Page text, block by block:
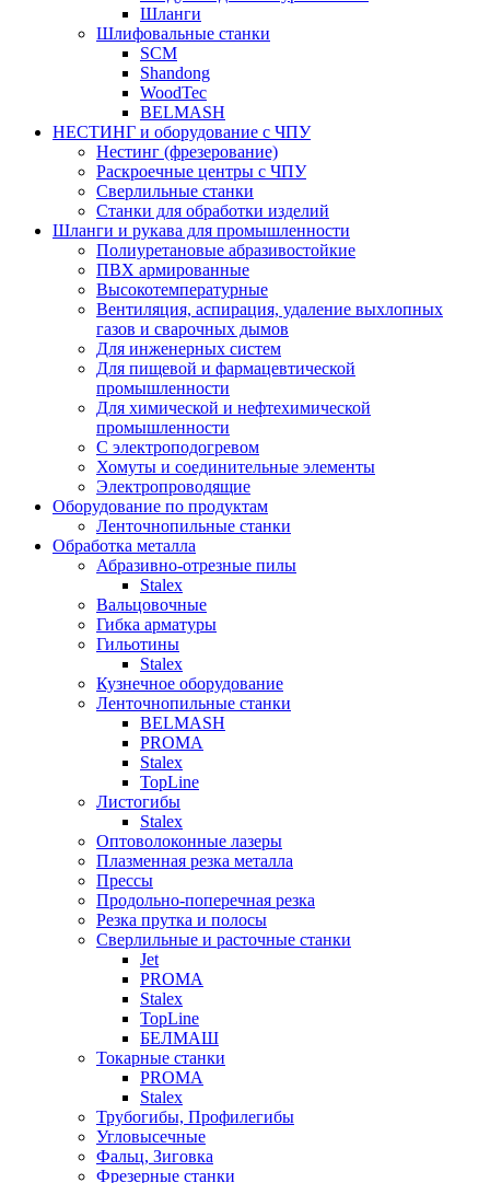
Шланги
Шлифовальные станки
SCM
Shandong
WoodTec
BELMASH
НЕСТИНГ и оборудование с ЧПУ
Нестинг (фрезерование)
Раскроечные центры с ЧПУ
Сверлильные станки
Станки для обработки изделий
Шланги и рукава для промышленности
Полиуретановые абразивостойкие
ПВХ армированные
Высокотемпературные
Вентиляция, аспирация, удаление выхлопных
газов и сварочных дымов
Для инженерных систем
Для пищевой и фармацевтической
промышленности
Для химической и нефтехимической
промышленности
С электроподогревом
Хомуты и соединительные элементы
Электропроводящие
Оборудование по продуктам
Ленточнопильные станки
Обработка металла
Абразивно-отрезные пилы
Stalex
Вальцовочные
Гибка арматуры
Гильотины
Stalex
Кузнечное оборудование
Ленточнопильные станки
BELMASH
PROMA
Stalex
TopLine
Листогибы
Stalex
Оптоволоконные лазеры
Плазменная резка металла
Прессы
Продольно-поперечная резка
Резка прутка и полосы
Сверлильные и расточные станки
Jet
PROMA
Stalex
TopLine
БЕЛМАШ
Токарные станки
PROMA
Stalex
Трубогибы, Профилегибы
Угловысечные
Фальц, Зиговка
Фрезерные станки